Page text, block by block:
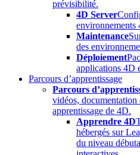
prévisibilité.
4D Server
environnements
Maintenance
des
Déploiement
applications 4D
Parcours d’apprentissage
Parcours
vidéos, documentation
apprentissage de 4D.
Apprendre 4D
hébergés sur
du niveau